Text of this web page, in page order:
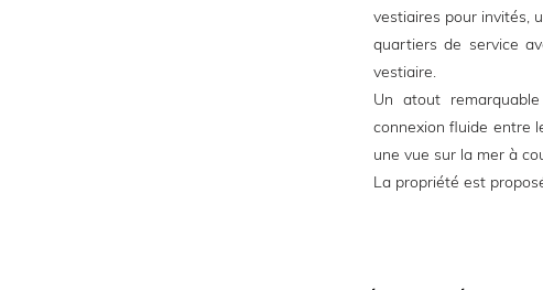
vestiaires pour invités,
quartiers de service
vestiaire.
Un atout
connexion fluide entre
une vue sur la mer à
La propriété est